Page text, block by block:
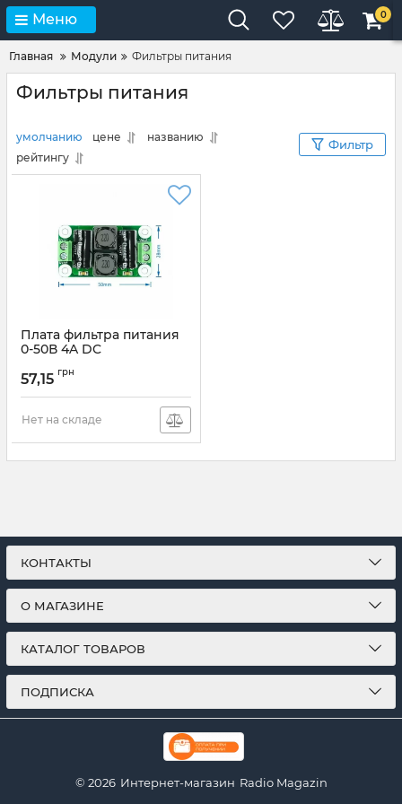
Меню 0
Главная Модули Фильтры питания
Фильтры питания
умолчанию цене
названию
рейтингу
Фильтр
Плата фильтра питания
0-50В 4A DC
57,15 грн
Нет на складе
КОНТАКТЫ
О МАГАЗИНЕ
КАТАЛОГ ТОВАРОВ
ПОДПИСКА
© 2026 Интернет-магазин Radio Magazin